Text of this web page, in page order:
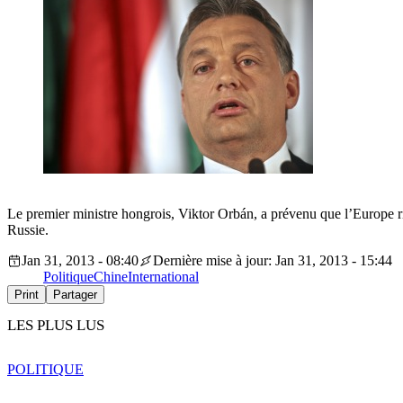
Le premier ministre hongrois, Viktor Orbán, a prévenu que l’Europe
Russie.
Jan 31, 2013 - 08:40
Dernière mise à jour: Jan 31, 2013 - 15:44
PolitiqueChineInternational
Print Partager
LES PLUS LUS
POLITIQUE